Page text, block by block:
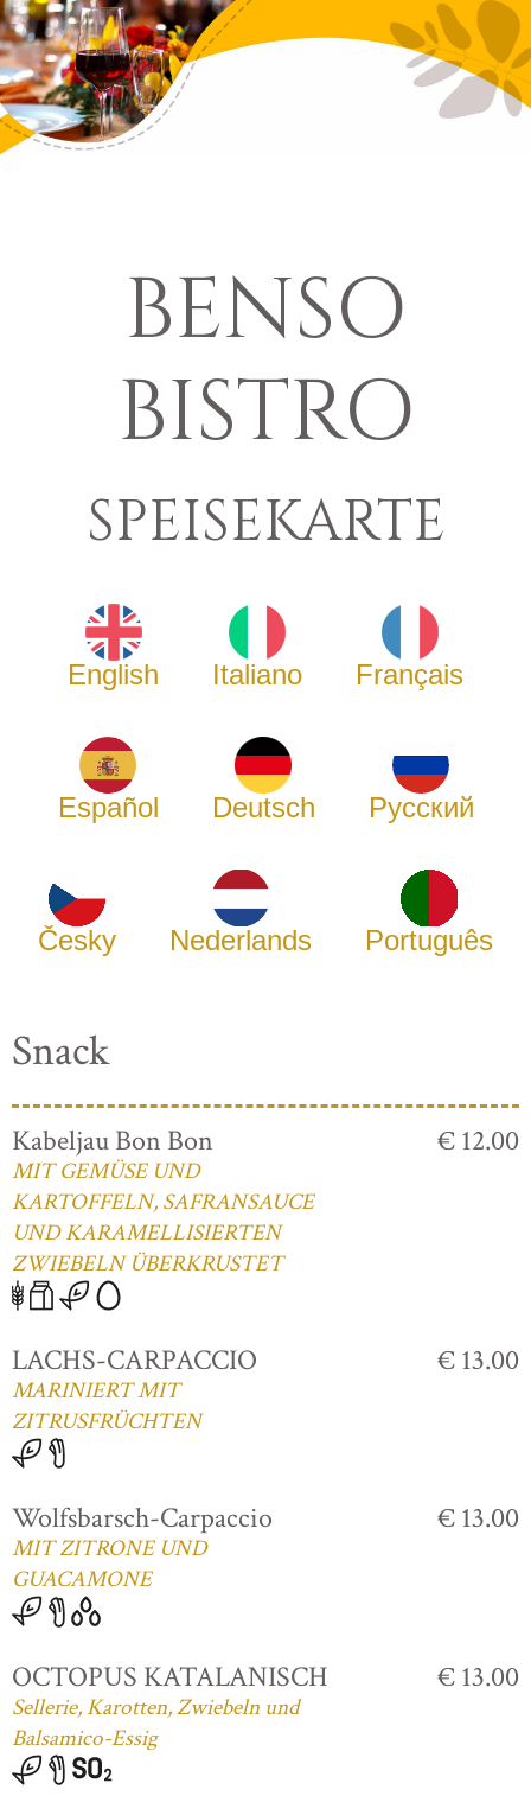
BENSO
BISTRO
SPEISEKARTE
English Italiano Français
Español Deutsch Русский
Česky Nederlands Português
Snack
Kabeljau Bon Bon
MIT GEMÜSE UND
KARTOFFELN, SAFRANSAUCE
UND KARAMELLISIERTEN
ZWIEBELN ÜBERKRUSTET
€ 12.00
LACHS-CARPACCIO
MARINIERT MIT
ZITRUSFRÜCHTEN
€ 13.00
Wolfsbarsch-Carpaccio
MIT ZITRONE UND
GUACAMONE
€ 13.00
OCTOPUS KATALANISCH
Sellerie, Karotten, Zwiebeln und
Balsamico-Essig
€ 13.00